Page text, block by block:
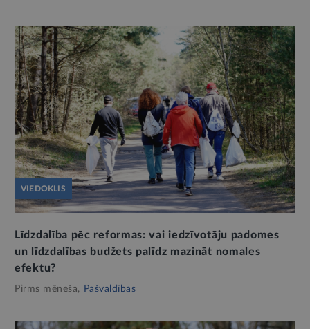
VIEDOKLIS
Līdzdalība pēc reformas: vai iedzīvotāju padomes
un līdzdalības budžets palīdz mazināt nomales
efektu?
Pirms mēneša, Pašvaldības